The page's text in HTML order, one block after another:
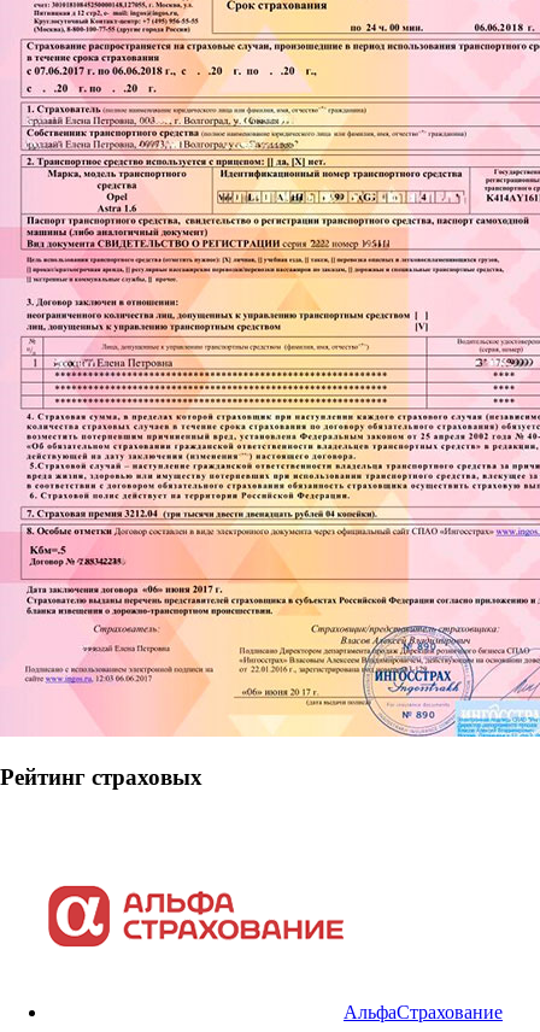
Рейтинг страховых
АльфаСтрахование